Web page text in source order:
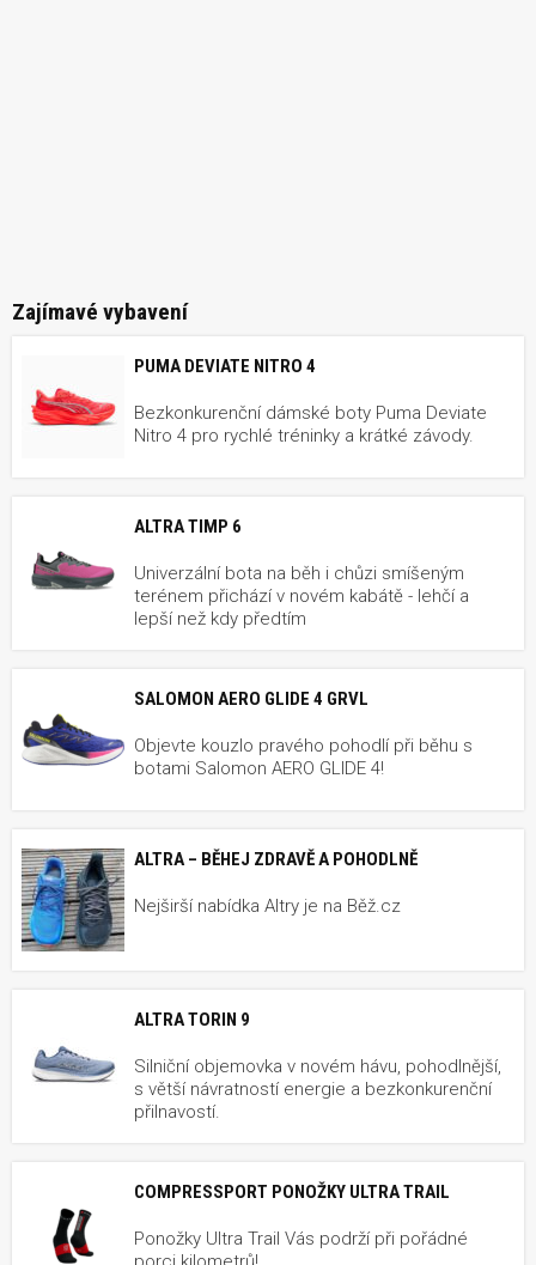
Zajímavé vybavení
PUMA DEVIATE NITRO 4
Bezkonkurenční dámské boty Puma Deviate
Nitro 4 pro rychlé tréninky a krátké závody.
ALTRA TIMP 6
Univerzální bota na běh i chůzi smíšeným
terénem přichází v novém kabátě - lehčí a
lepší než kdy předtím
SALOMON AERO GLIDE 4 GRVL
Objevte kouzlo pravého pohodlí při běhu s
botami Salomon AERO GLIDE 4!
ALTRA – BĚHEJ ZDRAVĚ A POHODLNĚ
Nejširší nabídka Altry je na Běž.cz
ALTRA TORIN 9
Silniční objemovka v novém hávu, pohodlnější,
s větší návratností energie a bezkonkurenční
přilnavostí.
COMPRESSPORT PONOŽKY ULTRA TRAIL
Ponožky Ultra Trail Vás podrží při pořádné